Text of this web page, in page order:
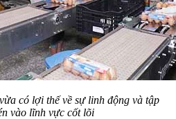
có lợi thế về sự linh động và tập
vào lĩnh vực cốt lõi